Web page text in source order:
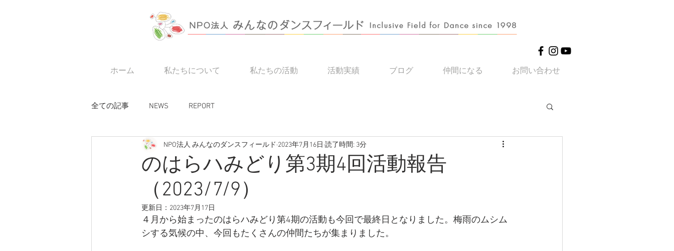
ホーム 私たちについて 私たちの活動 活動実績 ブログ 仲間になる お問い合わせ
全ての記事 NEWS REPORT
のはらハみどり第3期4回活動報告
（2023/7/9）
NPO法人 みんなのダンスフィールド 2023年7月16日 読了時間: 3分
更新日： 2023年7月17日
４月から始まったのはらハみどり第4期の活動も今回で最終日となりました。梅雨のムシム
シする気候の中、今回もたくさんの仲間たちが集まりました。